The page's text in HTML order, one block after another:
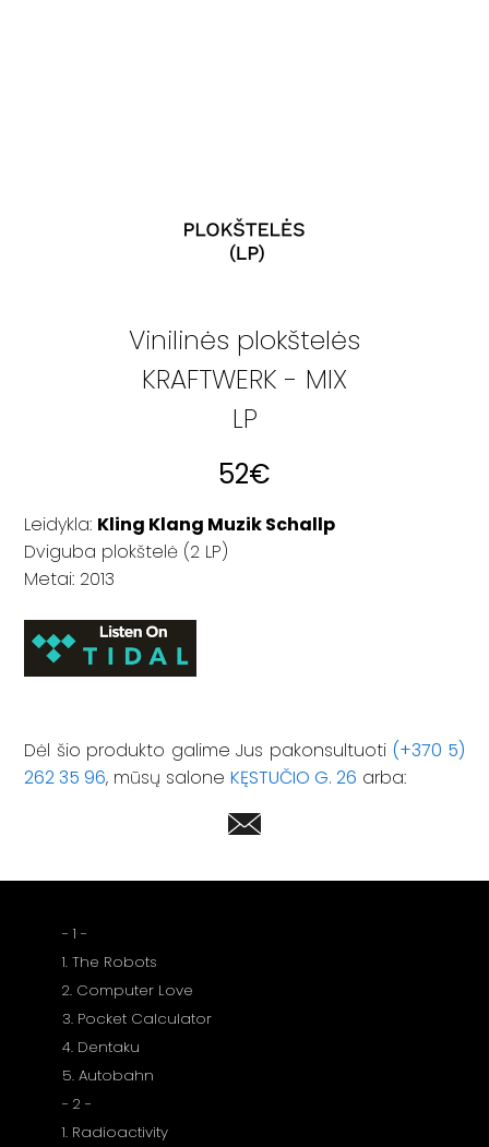
Vinilinės plokštelės
KRAFTWERK - MIX
LP
52€
Leidykla: Kling Klang Muzik Schallp
Dviguba plokštelė (2 LP)
Metai: 2013
Dėl šio produkto galime Jus pakonsultuoti (+370 5)
262 35 96, mūsų salone KĘSTUČIO G. 26 arba:
- 1 -
1. The Robots
2. Computer Love
3. Pocket Calculator
4. Dentaku
5. Autobahn
- 2 -
1. Radioactivity